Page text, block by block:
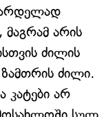
მაგრამ არის
ძილის
ძილი.
კატები არ